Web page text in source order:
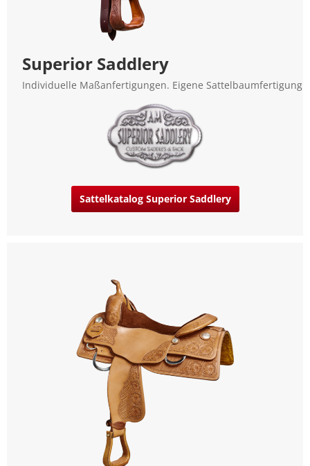
Superior Saddlery
Individuelle Maßanfertigungen. Eigene Sattelbaumfertigung
Sattelkatalog Superior Saddlery